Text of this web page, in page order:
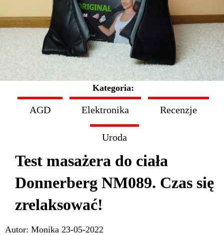
Kategoria:
AGD Elektronika Recenzje
Uroda
Test masażera do ciała
Donnerberg NM089. Czas się
zrelaksować!
Autor: Monika 23-05-2022